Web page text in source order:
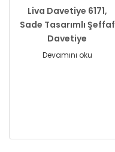
Liva Davetiye 6171,
Sade Tasarımlı Şeffaf
Davetiye
Devamını oku